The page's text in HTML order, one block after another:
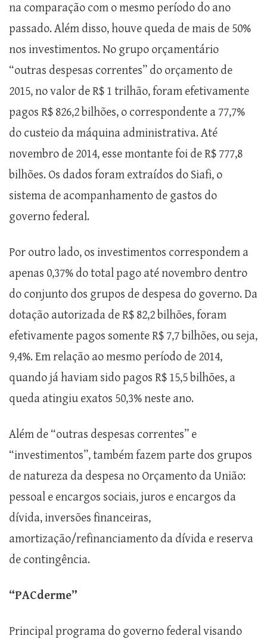
na comparação com o mesmo período do ano
passado. Além disso, houve queda de mais de 50%
nos investimentos. No grupo orçamentário
“outras despesas correntes” do orçamento de
2015, no valor de R$ 1 trilhão, foram efetivamente
pagos R$ 826,2 bilhões, o correspondente a 77,7%
do custeio da máquina administrativa. Até
novembro de 2014, esse montante foi de R$ 777,8
bilhões. Os dados foram extraídos do Siafi, o
sistema de acompanhamento de gastos do
governo federal.
Por outro lado, os investimentos correspondem a
apenas 0,37% do total pago até novembro dentro
do conjunto dos grupos de despesa do governo. Da
dotação autorizada de R$ 82,2 bilhões, foram
efetivamente pagos somente R$ 7,7 bilhões, ou seja,
9,4%. Em relação ao mesmo período de 2014,
quando já haviam sido pagos R$ 15,5 bilhões, a
queda atingiu exatos 50,3% neste ano.
Além de “outras despesas correntes” e
“investimentos”, também fazem parte dos grupos
de natureza da despesa no Orçamento da União:
pessoal e encargos sociais, juros e encargos da
dívida, inversões financeiras,
amortização/refinanciamento da dívida e reserva
de contingência.
“PACderme”
Principal programa do governo federal visando